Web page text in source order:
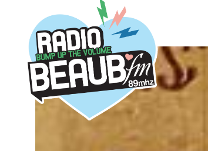
Panneau de gestion des cookies